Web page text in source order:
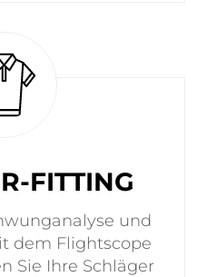
FITTING
und
dem Flightscope
Sie Ihre Schläger